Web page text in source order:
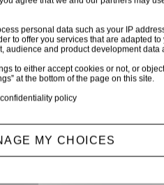
-
- Marque
-
de blindage : tresse de cuivre
personal data such as your IP
to offer you services that are adapted
audience and product development data
to either accept cookies or not, or
at the bottom of the page on this site.
confidentiality policy
MY CHOICES